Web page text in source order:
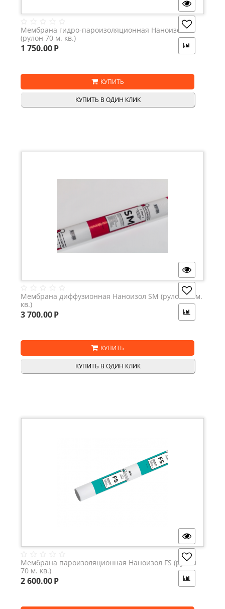
Мембрана гидро-пароизоляционная Наноизол D
(рулон 70 м. кв.)
1 750.00Р
КУПИТЬ
КУПИТЬ В ОДИН КЛИК
Мембрана диффузионная Наноизол SM (рулон 70 м.
кв.)
3 700.00Р
КУПИТЬ
КУПИТЬ В ОДИН КЛИК
Мембрана пароизоляционная Наноизол FS (рулон
70 м. кв.)
2 600.00Р